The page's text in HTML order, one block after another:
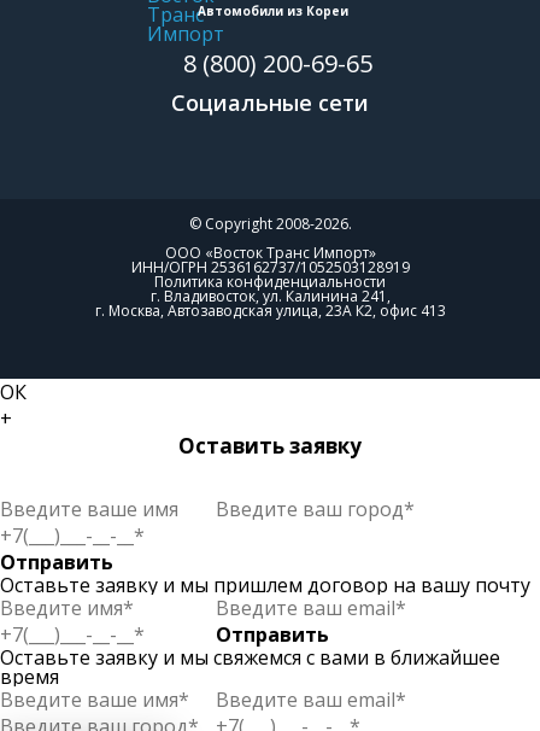
Автомобили из Кореи
8 (800) 200-69-65
Социальные сети
© Copyright 2008-2026.
ООО «Восток Транс Импорт»
ИНН/ОГРН 2536162737/1052503128919
Политика конфиденциальности
г. Владивосток, ул. Калинина 241,
г. Москва, Автозаводская улица, 23А К2, офис 413
ОК
+
Оставить заявку
Отправить
Оставьте заявку и мы пришлем договор на вашу почту
Отправить
Оставьте заявку и мы свяжемся с вами в ближайшее
время